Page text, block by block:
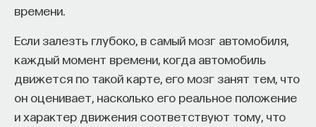
времени.
Если залезть глубоко, в самый мозг автомобиля,
каждый момент времени, когда автомобиль
движется по такой карте, его мозг занят тем, что
он оценивает, насколько его реальное положение
и характер движения соответствуют тому, что
Сения Долгачева
редактор ПостНауки
ТЕХНОЛОГИИ
3/18/2016
НАПИСАТЬ НАМ